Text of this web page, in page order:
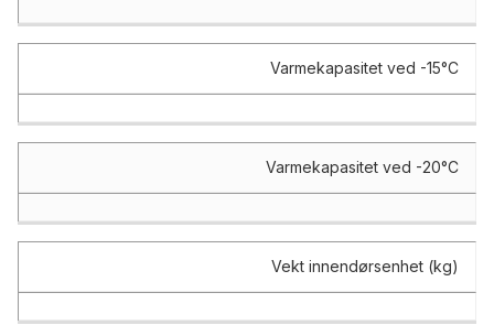
Varmekapasitet ved -15°C
Varmekapasitet ved -20°C
Vekt innendørsenhet (kg)